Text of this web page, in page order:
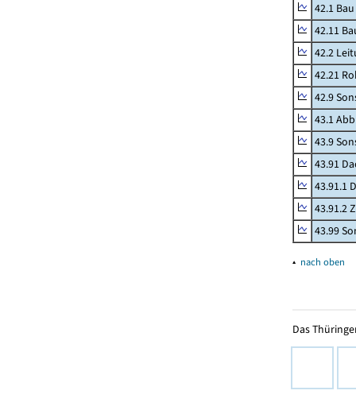
42.1
42.11
42.2
42.21
42.9
43.1
43.9
43.91
43.91.1
43.91.2
43.99
▴ nach oben
Das